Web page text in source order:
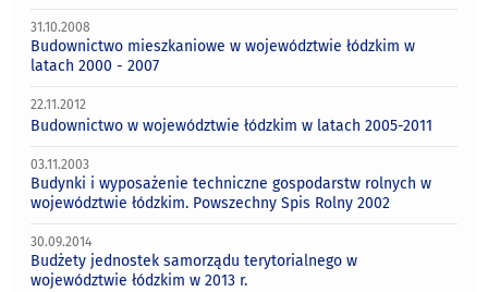
31.10.2008
Budownictwo mieszkaniowe w województwie łódzkim w
latach 2000 - 2007
22.11.2012
Budownictwo w województwie łódzkim w latach 2005-2011
03.11.2003
Budynki i wyposażenie techniczne gospodarstw rolnych w
województwie łódzkim. Powszechny Spis Rolny 2002
30.09.2014
Budżety jednostek samorządu terytorialnego w
województwie łódzkim w 2013 r.